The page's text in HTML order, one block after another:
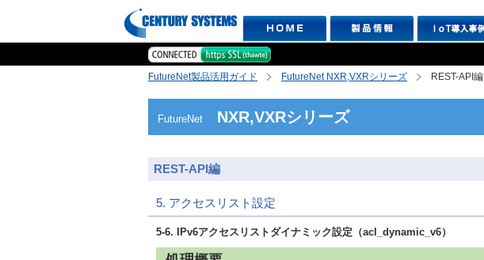
FutureNet製品活用ガイド FutureNet NXR,VXRシリーズ REST-API編
FutureNet NXR,VXRシリーズ
REST-API編
5. アクセスリスト設定
5-6. IPv6アクセスリストダイナミック設定（acl_dynamic_v6）